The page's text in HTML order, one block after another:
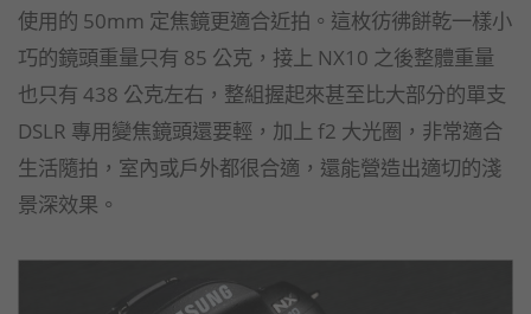
使用的 50mm 定焦鏡更適合近拍。這枚彷彿餅乾一樣小
巧的鏡頭重量只有 85 公克，接上 NX10 之後整體重量
也只有 438 公克左右，整組握起來甚至比大部分的單支
DSLR 專用變焦鏡頭還要輕，加上 f2 大光圈，非常適合
生活隨拍，室內或戶外都很合適，還能營造出適切的淺
景深效果。